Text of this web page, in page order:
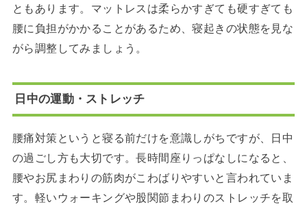
ともあります。マットレスは柔らかすぎても硬すぎても
腰に負担がかかることがあるため、寝起きの状態を見な
がら調整してみましょう。
日中の運動・ストレッチ
腰痛対策というと寝る前だけを意識しがちですが、日中
の過ごし方も大切です。長時間座りっぱなしになると、
腰やお尻まわりの筋肉がこわばりやすいと言われていま
す。軽いウォーキングや股関節まわりのストレッチを取